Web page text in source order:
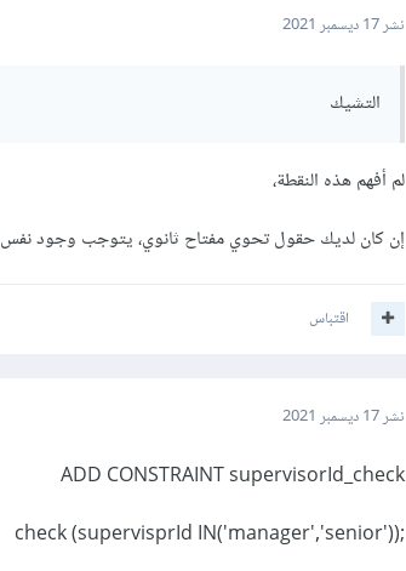
نشر17 ديسمبر 2021
التشيك
لم أفهم هذه النقطة،
إن كان لديك حقول تحوي مفتاح ثانوي، يتوجب وجود نفس id في كلا الجدولين
اقتباس
نشر17 ديسمبر 2021
ADD CONSTRAINT supervisorId_check
;check (supervisprId IN('manager','senior'))